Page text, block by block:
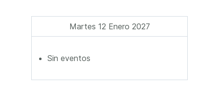
Martes 12 Enero 2027
Sin eventos